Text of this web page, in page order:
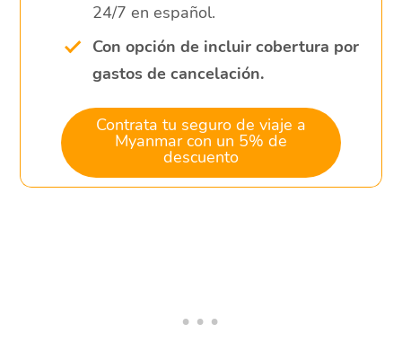
24/7 en español.
Con opción de incluir cobertura por
gastos de cancelación.
Contrata tu seguro de viaje a
Myanmar con un 5% de
descuento